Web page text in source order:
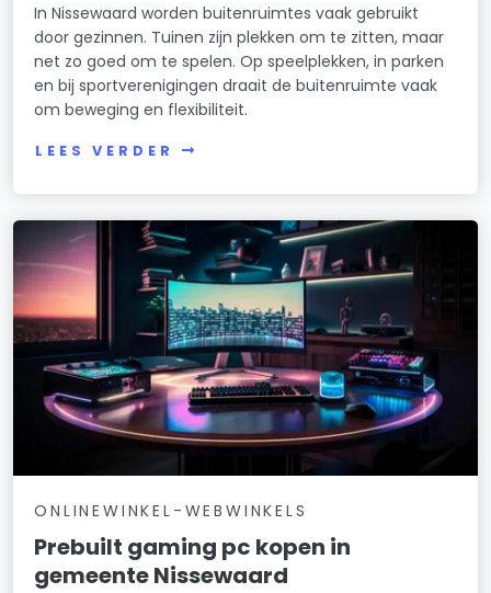
In Nissewaard worden buitenruimtes vaak gebruikt
door gezinnen. Tuinen zijn plekken om te zitten, maar
net zo goed om te spelen. Op speelplekken, in parken
en bij sportverenigingen draait de buitenruimte vaak
om beweging en flexibiliteit.
LEES VERDER
ONLINEWINKEL-WEBWINKELS
Prebuilt gaming pc kopen in
gemeente Nissewaard